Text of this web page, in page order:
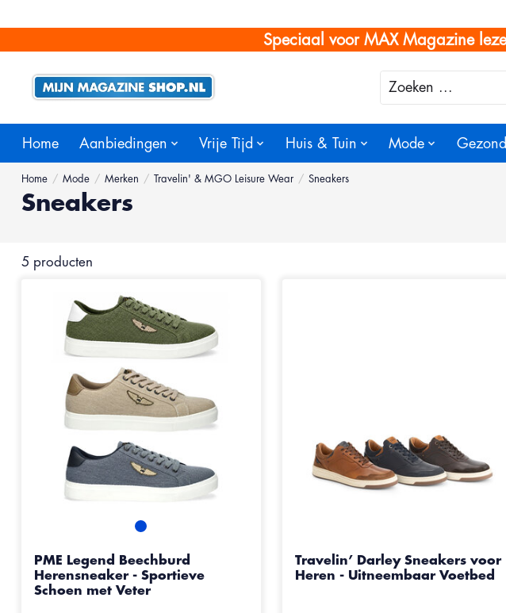
Speciaal voor MAX Magazine
Zoeken
Home Aanbiedingen Vrije Tijd Huis & Tuin Mode
Home / Mode / Merken / Travelin' & MGO Leisure Wear / Sneakers
Sneakers
5 producten
PME Legend Beechburd
Herensneaker - Sportieve
Schoen met Veter
Travelin’ Darley Sneakers voor
Heren - Uitneembaar Voetbed